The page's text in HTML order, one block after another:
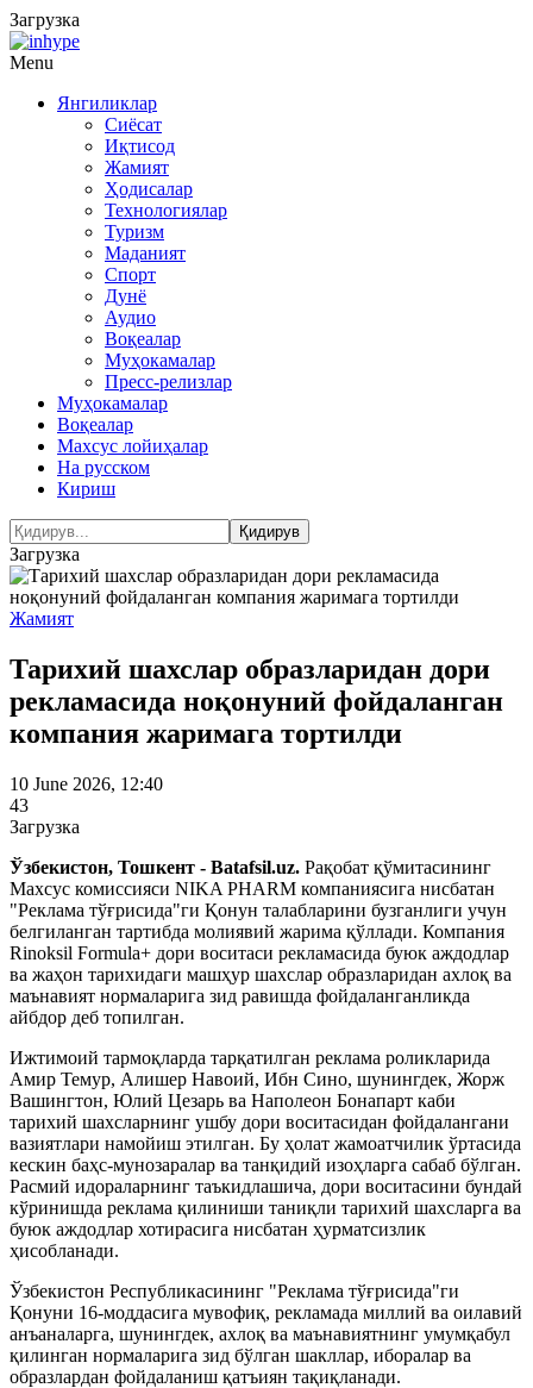
Загрузка
Menu
Янгиликлар
Сиёсат
Иқтисод
Жамият
Ҳодисалар
Технологиялар
Туризм
Маданият
Спорт
Дунё
Аудио
Воқеалар
Муҳокамалар
Пресс-релизлар
Муҳокамалар
Воқеалар
Махсус лойиҳалар
На русском
Кириш
Загрузка
Жамият
Тарихий шахслар образларидан дори
рекламасида ноқонуний фойдаланган
компания жаримага тортилди
10 June 2026, 12:40
43
Загрузка
Ўзбекистон, Тошкент - Batafsil.uz. Рақобат қўмитасининг
Махсус комиссияси NIKA PHARM компаниясига нисбатан
"Реклама тўғрисида"ги Қонун талабларини бузганлиги учун
белгиланган тартибда молиявий жарима қўллади. Компания
Rinoksil Formula+ дори воситаси рекламасида буюк аждодлар
ва жаҳон тарихидаги машҳур шахслар образларидан ахлоқ ва
маънавият нормаларига зид равишда фойдаланганликда
айбдор деб топилган.
Ижтимоий тармоқларда тарқатилган реклама роликларида
Амир Темур, Алишер Навоий, Ибн Сино, шунингдек, Жорж
Вашингтон, Юлий Цезарь ва Наполеон Бонапарт каби
тарихий шахсларнинг ушбу дори воситасидан фойдалангани
вазиятлари намойиш этилган. Бу ҳолат жамоатчилик ўртасида
кескин баҳс-мунозаралар ва танқидий изоҳларга сабаб бўлган.
Расмий идораларнинг таъкидлашича, дори воситасини бундай
кўринишда реклама қилиниши таниқли тарихий шахсларга ва
буюк аждодлар хотирасига нисбатан ҳурматсизлик
ҳисобланади.
Ўзбекистон Республикасининг "Реклама тўғрисида"ги
Қонуни 16-моддасига мувофиқ, рекламада миллий ва оилавий
анъаналарга, шунингдек, ахлоқ ва маънавиятнинг умумқабул
қилинган нормаларига зид бўлган шакллар, иборалар ва
образлардан фойдаланиш қатъиян тақиқланади.